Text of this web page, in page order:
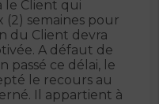
le Client qui
(2) semaines pour
du Client devra
A défaut de
passé ce délai, le
le recours au
Il appartient à